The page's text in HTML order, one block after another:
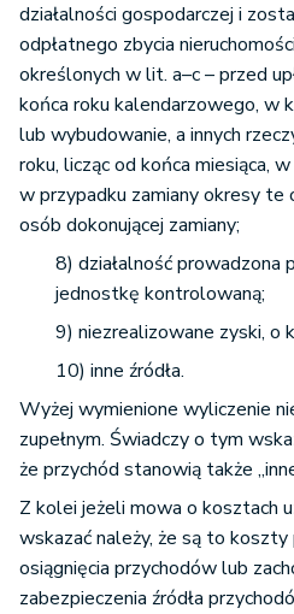
działalności gospodarczej i
odpłatnego zbycia
określonych w lit. a–c – przed
końca roku kalendarzowego, w
lub wybudowanie, a innych
roku, licząc od końca miesiąca,
w przypadku zamiany okresy te
osób dokonującej zamiany;
8) działalność prowadzona
jednostkę kontrolowaną;
9) niezrealizowane zyski, o
10) inne źródła.
Wyżej wymienione wyliczenie
zupełnym. Świadczy o tym
że przychód stanowią także
Z kolei jeżeli mowa o kosztach
wskazać należy, że są to
osiągnięcia przychodów lub
zabezpieczenia źródła